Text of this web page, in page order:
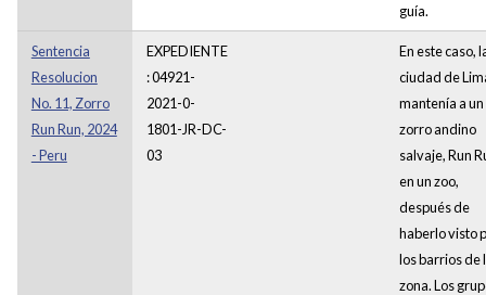
guía.
Sentencia
Resolucion
No. 11, Zorro
Run Run, 2024
- Peru
EXPEDIENTE
: 04921-
2021-0-
1801-JR-DC-
03
En este caso,
ciudad de
mantenía a un
zorro andino
salvaje, Run
en un zoo,
después de
haberlo visto
los barrios de
zona. Los